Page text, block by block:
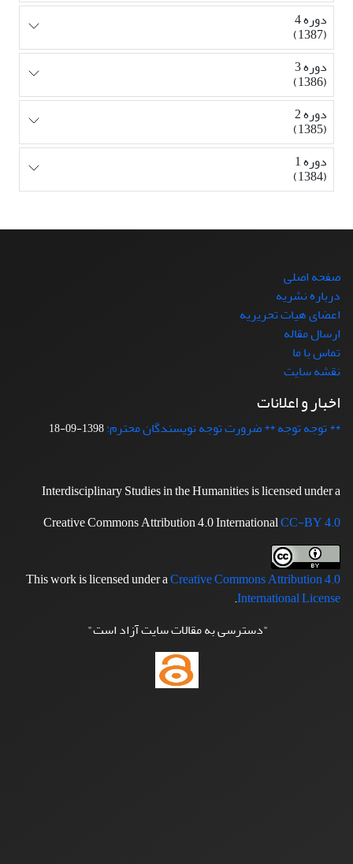
دوره 4
(1387)
دوره 3
(1386)
دوره 2
(1385)
دوره 1
(1384)
صفحه اصلی
درباره نشریه
اعضای هیات تحریریه
ارسال مقاله
تماس با ما
نقشه سایت
اخبار و اعلانات
** توجه توجه ** ضرورت توجه نویسندگان محترم:1398-09-18
Interdisciplinary Studies in the Humanities is licensed under a
Creative Commons Attribution 4.0 InternationalCC-BY 4.0
This work is licensed under aCreative Commons Attribution 4.0
International License
.
"دسترسی به مقالات سایت آزاد است"